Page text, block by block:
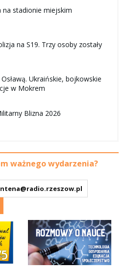
na stadionie miejskim
na S19. Trzy osoby zostały
Ukraińskie, bojkowskie
w Mokrem
Blizna 2026
ważnego wydarzenia?